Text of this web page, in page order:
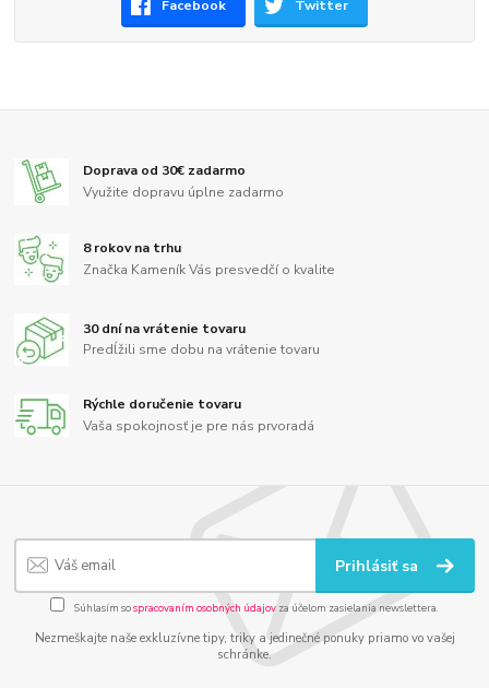
Facebook Twitter
Doprava od 30€ zadarmo
Využite dopravu úplne zadarmo
8 rokov na trhu
Značka Kameník Vás presvedčí o kvalite
30 dní na vrátenie tovaru
Predĺžili sme dobu na vrátenie tovaru
Rýchle doručenie tovaru
Vaša spokojnosť je pre nás prvoradá
Prihlásiť sa
Súhlasím sospracovaním osobných údajov za účelom zasielania newslettera.
Nezmeškajte naše exkluzívne tipy, triky a jedinečné ponuky priamo vo vašej
schránke.